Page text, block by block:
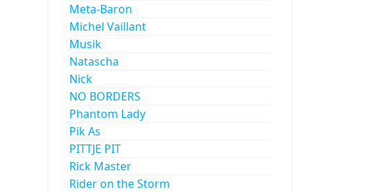
Meta-Baron
Michel Vaillant
Musik
Natascha
Nick
NO BORDERS
Phantom Lady
Pik As
PITTJE PIT
Rick Master
Rider on the Storm